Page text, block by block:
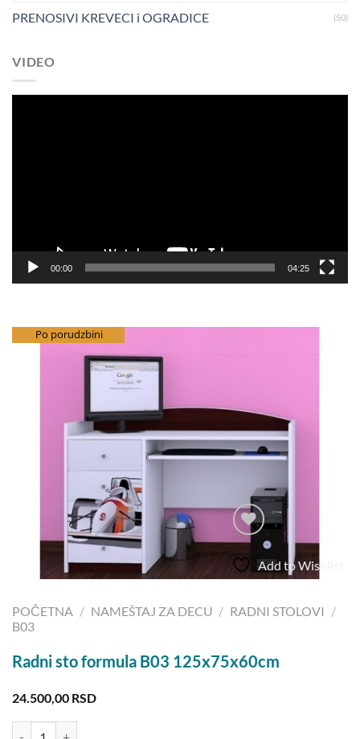
PRENOSIVI KREVECI i OGRADICE (50)
VIDEO
00:00 04:25
besplatna dostava
Po porudzbini
Add to Wishlist
POČETNA / NAMEŠTAJ ZA DECU / RADNI STOLOVI /
B03
Radni sto formula B03 125x75x60cm
24.500,00 RSD